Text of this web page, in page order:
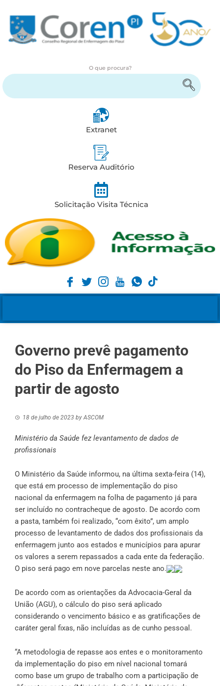
O que procura?
Extranet
Reserva Auditório
Solicitação Visita Técnica
Governo prevê pagamento
do Piso da Enfermagem a
partir de agosto
18 de julho de 2023 byASCOM
Ministério da Saúde fez levantamento de dados de
profissionais
O Ministério da Saúde informou, na última sexta-feira (14),
que está em processo de implementação do piso
nacional da enfermagem na folha de pagamento já para
ser incluído no contracheque de agosto. De acordo com
a pasta, também foi realizado, “com êxito”, um amplo
processo de levantamento de dados dos profissionais da
enfermagem junto aos estados e municípios para apurar
os valores a serem repassados a cada ente da federação.
O piso será pago em nove parcelas neste ano.
De acordo com as orientações da Advocacia-Geral da
União (AGU), o cálculo do piso será aplicado
considerando o vencimento básico e as gratificações de
caráter geral fixas, não incluídas as de cunho pessoal.
“A metodologia de repasse aos entes e o monitoramento
da implementação do piso em nível nacional tomará
como base um grupo de trabalho com a participação de